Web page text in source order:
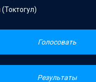
(Токтогул)
Голосовать
Результаты